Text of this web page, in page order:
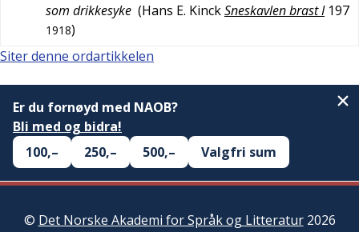
som drikkesyke (Hans E. KinckSneskavlen brast I 197
1918)
Siter denne ordartikkelen
Er du fornøyd med NAOB?
Bli med og bidra!
100,–
250,– 500,– Valgfri sum
© Det Norske Akademi for Språk og Litteratur2026